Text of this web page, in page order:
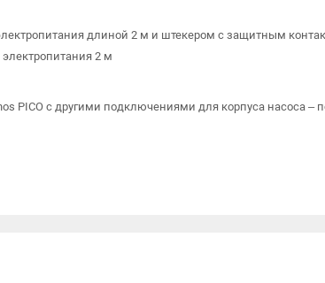
длиной 2 м и штекером с защитным
2 м
PICO с другими подключениями для корпуса насоса –